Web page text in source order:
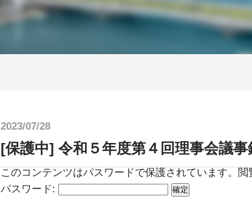
2023/07/28
[保護中] 令和５年度第４回理事会議事
このコンテンツはパスワードで保護されています。
パスワード: